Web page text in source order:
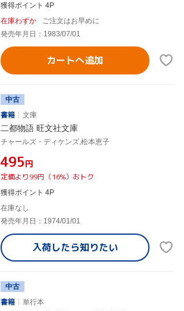
獲得ポイント 4P
在庫わずか
ご注文はお早めに
発売年月日：1983/07/01
カートへ追加
中古
書籍
文庫
二都物語 旺文社文庫
チャールズ・ディケンズ,松本恵子
¥495円
定価より99円（16%）おトク
獲得ポイント 4P
在庫なし
発売年月日：1974/01/01
入荷したら知りたい
中古
書籍
単行本